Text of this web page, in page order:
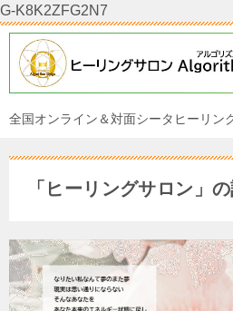
G-K8K2ZFG2N7
全国オンライン＆対面シータヒーリン
「ヒーリングサロン」